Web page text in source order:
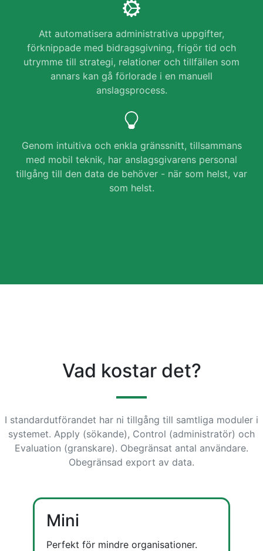
Att automatisera administrativa uppgifter,
förknippade med bidragsgivning, frigör tid och
utrymme till strategi, relationer och tillfällen som
annars kan gå förlorade i en manuell
anslagsprocess.
Genom intuitiva och enkla gränssnitt, tillsammans
med mobil teknik, har anslagsgivarens personal
tillgång till den data de behöver - när som helst, var
som helst.
Vad kostar det?
I standardutförandet har ni tillgång till samtliga moduler i
systemet. Apply (sökande), Control (administratör) och
Evaluation (granskare). Obegränsat antal användare.
Obegränsad export av data.
Mini
Perfekt för mindre organisationer.